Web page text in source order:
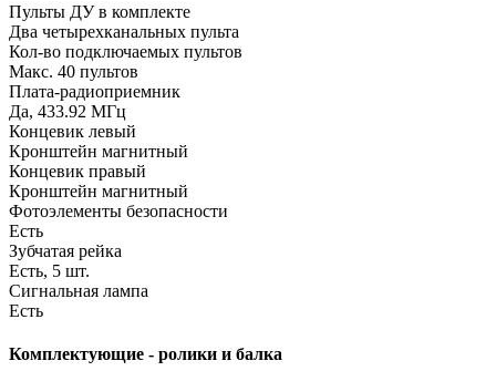
Пульты ДУ в комплекте
Два четырехканальных пульта
Кол-во подключаемых пультов
Макс. 40 пультов
Плата-радиоприемник
Да, 433.92 МГц
Концевик левый
Кронштейн магнитный
Концевик правый
Кронштейн магнитный
Фотоэлементы безопасности
Есть
Зубчатая рейка
Есть, 5 шт.
Сигнальная лампа
Есть
Комплектующие - ролики и балка